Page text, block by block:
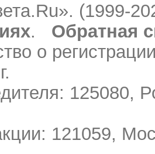
(1999-
.
Обратная
о
125080,
121059,